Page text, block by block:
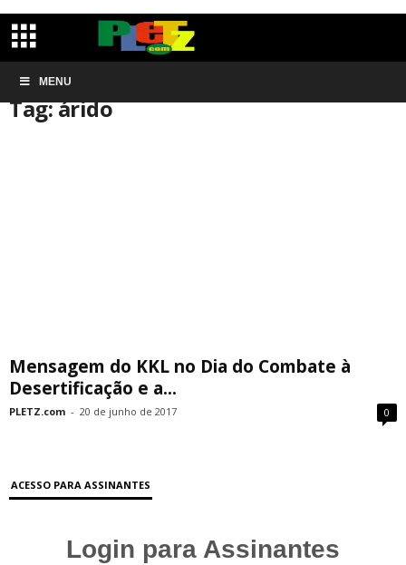
MENU
Início Tags
Tag: árido
Mensagem do KKL no Dia do Combate à
Desertificação e a...
PLETZ.com - 20 de junho de 2017 0
ACESSO PARA ASSINANTES
Login para Assinantes